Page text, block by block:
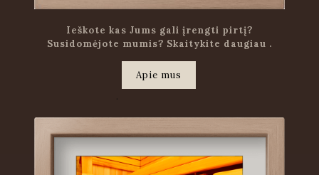
Ieškote kas Jums gali įrengti pirtį?
Susidomėjote mumis? Skaitykite daugiau .
.
Apie mus